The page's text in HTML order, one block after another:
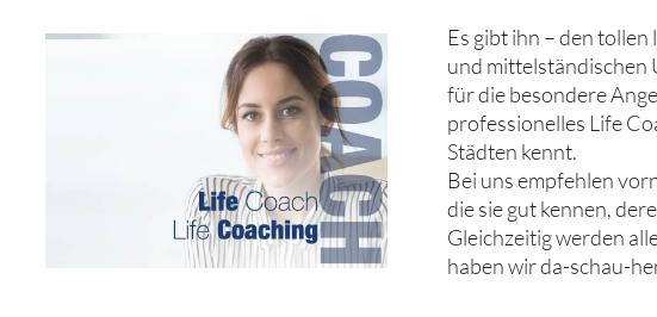
Es gibt ihn – den
und mittelständischen
für die besondere
professionelles Life
Städten kennt.
Bei uns empfehlen
die sie gut kennen,
Gleichzeitig werden
haben wir da-schau-